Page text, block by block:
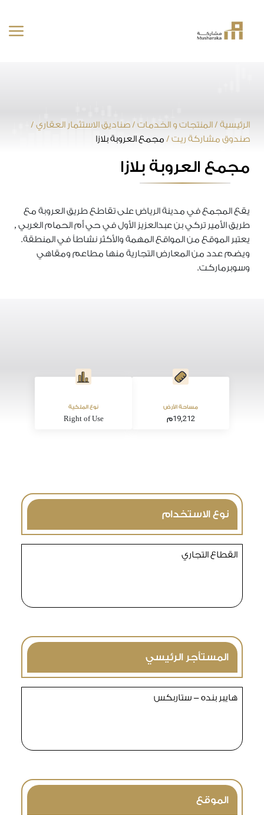
الرئيسية /المنتجات و الخدمات /صناديق الاستثمار العقاري /
صندوق مشاركة ريت / مجمع العروبة بلازا
مجمع العروبة بلازا
يقع المجمع في مدينة الرياض على تقاطع طريق العروبة مع
طريق الأمير تركي بن عبدالعزيز الأول في حي أم الحمام الغربي ,
يعتبر الموقع من المواقع المهمة والأكثر نشاطاً في المنطقة.
ويضم عدد من المعارض التجارية منها مطاعم ومقاهي
وسوبرماركت.
مساحة الأرض
19,212م
نوع الملكية
Right of Use
نوع الاستخدام
القطاع التجاري
المستأجر الرئيسي
هايبر بنده - ستاربكس
الموقع